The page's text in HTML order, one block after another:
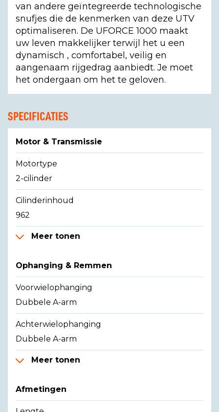
van andere geïntegreerde technologische
snufjes die de kenmerken van deze UTV
optimaliseren. De UFORCE 1000 maakt
uw leven makkelijker terwijl het u een
dynamisch , comfortabel, veilig en
aangenaam rijgedrag aanbiedt. Je moet
het ondergaan om het te geloven.
SPECIFICATIES
Motor & Transmissie
Motortype
2-cilinder
Cilinderinhoud
962
Meer tonen
Ophanging & Remmen
Voorwielophanging
Dubbele A-arm
Achterwielophanging
Dubbele A-arm
Meer tonen
Afmetingen